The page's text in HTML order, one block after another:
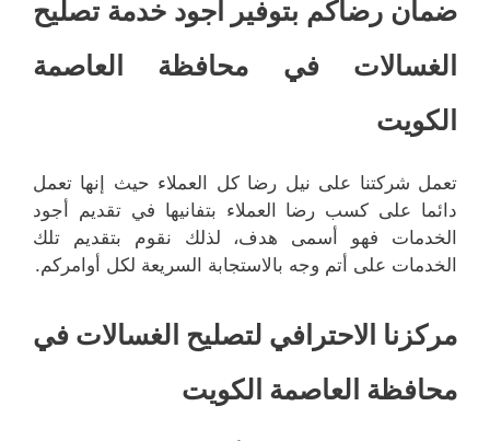
ضمان رضاكم بتوفير أجود خدمة تصليح
الغسالات في محافظة العاصمة
الكويت
تعمل شركتنا على نيل رضا كل العملاء حيث إنها تعمل
دائما على كسب رضا العملاء بتفانيها في تقديم أجود
الخدمات فهو أسمى هدف، لذلك نقوم بتقديم تلك
الخدمات على أتم وجه بالاستجابة السريعة لكل أوامركم.
مركزنا الاحترافي لتصليح الغسالات في
محافظة العاصمة الكويت